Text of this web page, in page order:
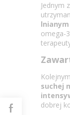
Jednym
omega-
suchej
dobrej